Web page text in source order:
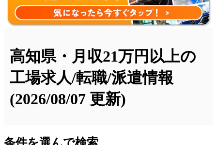
高知県・月収21万円以上の
工場求人/転職/派遣情報
(2026/08/07 更新)
条件を選んで検索